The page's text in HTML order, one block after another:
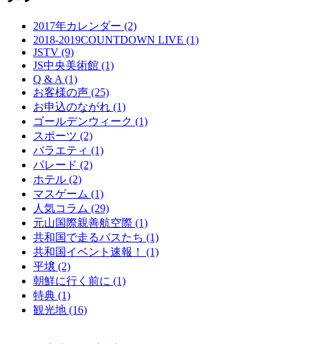
2017年カレンダー (2)
2018-2019COUNTDOWN LIVE (1)
JSTV (9)
JS中央美術館 (1)
Q & A (1)
お客様の声 (25)
お申込のながれ (1)
ゴールデンウィーク (1)
スポーツ (2)
バラエティ (1)
パレード (2)
ホテル (2)
マスゲーム (1)
人気コラム (29)
元山国際親善航空際 (1)
共和国で走るバスたち (1)
共和国イベント速報！ (1)
平壌 (2)
朝鮮に行く前に (1)
特典 (1)
観光地 (16)